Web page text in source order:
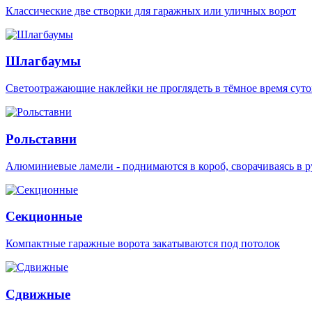
Классические две створки для гаражных или уличных ворот
Шлагбаумы
Светоотражающие наклейки не проглядеть в тёмное время
Рольставни
Алюминиевые ламели - поднимаются в короб, сворачиваясь в
Секционные
Компактные гаражные ворота закатываются под потолок
Сдвижные